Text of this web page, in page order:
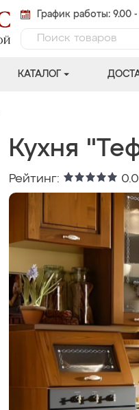
График работы: 9.00
КАТАЛОГ
Кухня
Рейтинг: 0.0